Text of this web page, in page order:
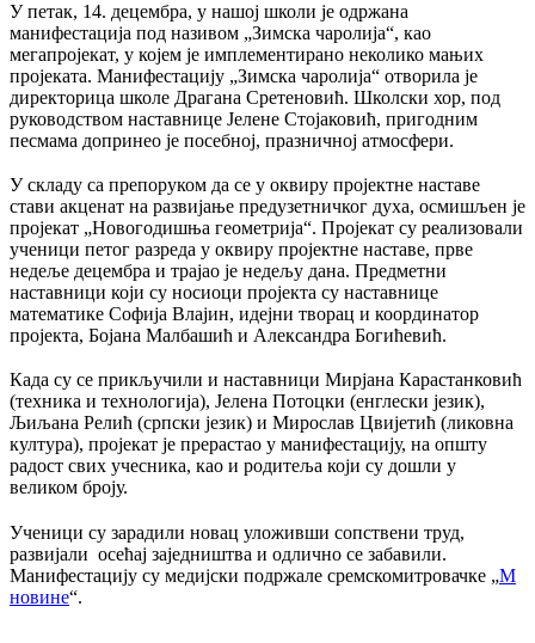
У петак, 14. децембра, у нашој школи је одржана
манифестација под називом „Зимска чаролија“, као
мегапројекат, у којем је имплементирано неколико мањих
пројеката. Манифестацију „Зимска чаролија“ отворила је
директорица школе Драгана Сретеновић. Школски хор, под
руководством наставнице Јелене Стојаковић, пригодним
песмама допринео је посебној, празничној атмосфери.
У складу са препоруком да се у оквиру пројектне наставе
стави акценат на развијање предузетничког духа, осмишљен је
пројекат „Новогодишња геометрија“. Пројекат су реализовали
ученици петог разреда у оквиру пројектне наставе, прве
недеље децембра и трајао је недељу дана. Предметни
наставници који су носиоци пројекта су наставнице
математике Софија Влајин, идејни творац и координатор
пројекта, Бојана Малбашић и Александра Богићевић.
Када су се прикључили и наставници Мирјана Карастанковић
(техника и технологија), Јелена Потоцки (енглески језик),
Љиљана Релић (српски језик) и Мирослав Цвијетић (ликовна
култура), пројекат је прерастао у манифестацију, на општу
радост свих учесника, као и родитеља који су дошли у
великом броју.
Ученици су зарадили новац уложивши сопствени труд,
развијали осећај заједништва и одлично се забавили.
Манифестацију су медијски подржале сремскомитровачке „М
новине“.